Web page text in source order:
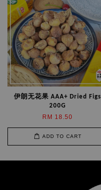
伊朗无花果 AAA+ Dried Figs
200G
RM 18.50
ADD TO CART